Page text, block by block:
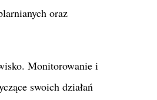
oraz
Monitorowanie i
swoich działań